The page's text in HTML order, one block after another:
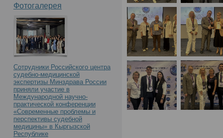
Фотогалерея
Сотрудники Российского центра
судебно-медицинской
экспертизы Минздрава России
приняли участие в
Международной научно-
практической конференции
«Современные проблемы и
перспективы судебной
медицины» в Кыргызской
Республике